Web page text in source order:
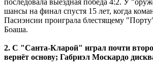
шансы на финал спустя 15 лет, когда
Пасиэнсии проиграла блестящему
Боаша.
2. С "Санта-Кларой" играл почти
вернёт основу; Габриэл Москардо